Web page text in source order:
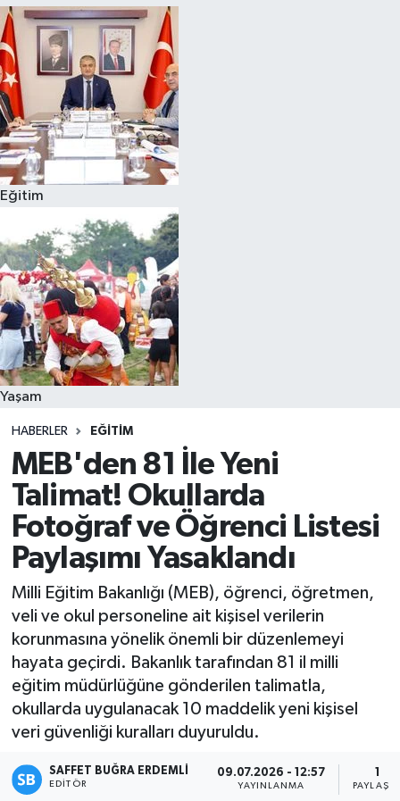
Eğitim
Yaşam
HABERLER EĞITIM
MEB'den 81 İle Yeni
Talimat! Okullarda
Fotoğraf ve Öğrenci Listesi
Paylaşımı Yasaklandı
Milli Eğitim Bakanlığı (MEB), öğrenci, öğretmen,
veli ve okul personeline ait kişisel verilerin
korunmasına yönelik önemli bir düzenlemeyi
hayata geçirdi. Bakanlık tarafından 81 il milli
eğitim müdürlüğüne gönderilen talimatla,
okullarda uygulanacak 10 maddelik yeni kişisel
veri güvenliği kuralları duyuruldu.
SAFFET BUĞRA ERDEMLI
EDITÖR
09.07.2026 - 12:57
YAYINLANMA